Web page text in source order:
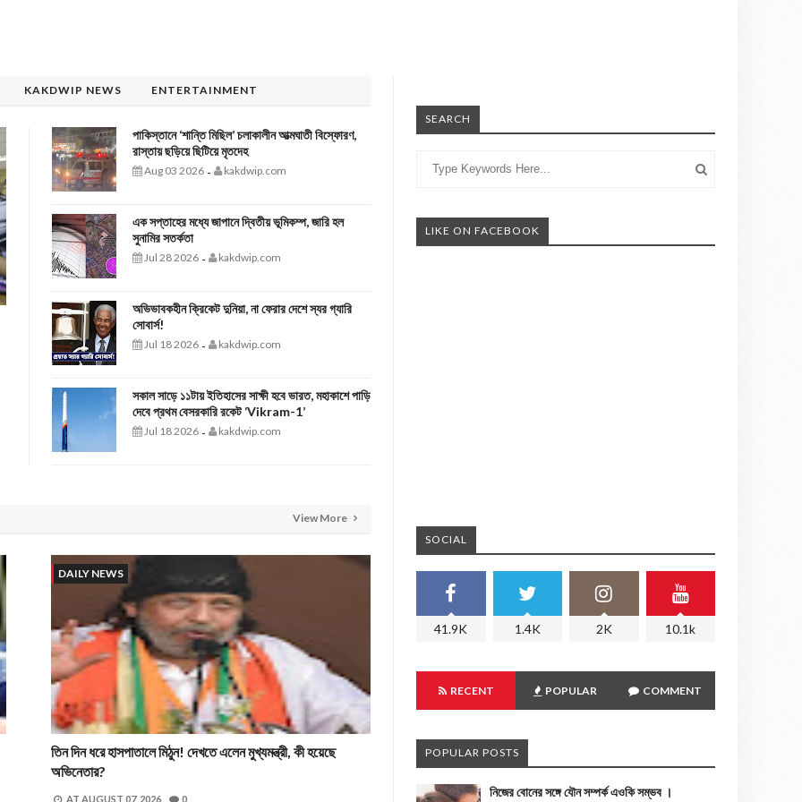
KAKDWIP NEWS ENTERTAINMENT
পাকিস্তানে ‘শান্তি মিছিল’ চলাকালীন আত্মঘাতী বিস্ফোরণ,
রাস্তায় ছড়িয়ে ছিটিয়ে মৃতদেহ
Aug 03 2026- kakdwip.com
এক সপ্তাহের মধ্যে জাপানে দ্বিতীয় ভূমিকম্প, জারি হল
সুনামির সতর্কতা
Jul 28 2026- kakdwip.com
অভিভাবকহীন ক্রিকেট দুনিয়া, না ফেরার দেশে স্যর গ্যারি
সোবার্স!
Jul 18 2026- kakdwip.com
সকাল সাড়ে ১১টায় ইতিহাসের সাক্ষী হবে ভারত, মহাকাশে পাড়ি
দেবে প্রথম বেসরকারি রকেট ‘Vikram-1’
Jul 18 2026- kakdwip.com
View More
DAILY NEWS
তিন দিন ধরে হাসপাতালে মিঠুন! দেখতে এলেন মুখ্যমন্ত্রী, কী হয়েছে
অভিনেতার?
AT AUGUST 07, 2026 0
SEARCH
LIKE ON FACEBOOK
SOCIAL
41.9K 1.4K 2K 10.1k
RECENT POPULAR COMMENT
POPULAR POSTS
নিজের বোনের সঙ্গে যৌন সম্পর্ক এওকি সম্ভব ।